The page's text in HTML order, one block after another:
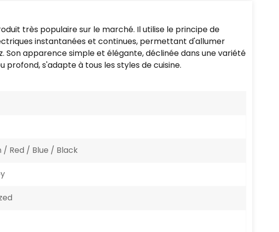
Türkçe
العربية
très populaire sur le marché. Il utilise le principe de
instantanées et continues, permettant d'allumer
Son apparence simple et élégante, déclinée dans une variété
s'adapte à tous les styles de cuisine.
Red / Blue / Black